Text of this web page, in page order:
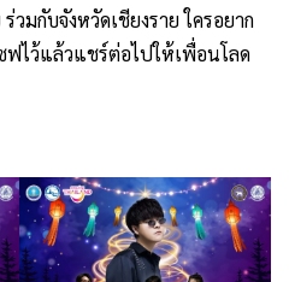
วมกับจังหวัดเชียงราย ใครอยาก
ไว้แล้วแชร์ต่อไปให้เพื่อนโลด